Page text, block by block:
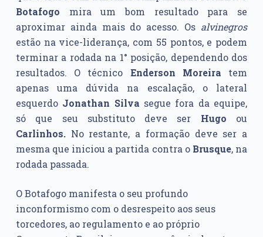
Botafogo mira um bom resultado para se
aproximar ainda mais do acesso. Os alvinegros
estão na vice-liderança, com 55 pontos, e podem
terminar a rodada na 1° posição, dependendo dos
resultados. O técnico Enderson Moreira tem
apenas uma dúvida na escalação, o lateral
esquerdo Jonathan Silva segue fora da equipe,
só que seu substituto deve ser Hugo ou
Carlinhos. No restante, a formação deve ser a
mesma que iniciou a partida contra o Brusque, na
rodada passada.
O Botafogo manifesta o seu profundo
inconformismo com o desrespeito aos seus
torcedores, ao regulamento e ao próprio